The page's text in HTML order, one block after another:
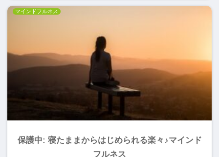
マインドフルネス
保護中: 寝たままからはじめられる楽々♪マインド
フルネス